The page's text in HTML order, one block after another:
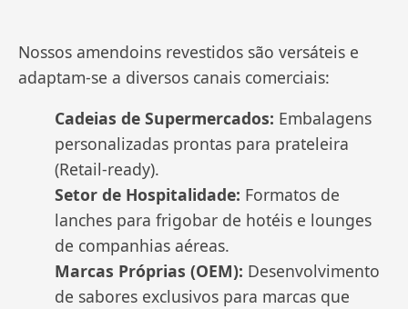
Nossos amendoins revestidos são versáteis e
adaptam-se a diversos canais comerciais:
Cadeias de Supermercados: Embalagens
personalizadas prontas para prateleira
(Retail-ready).
Setor de Hospitalidade: Formatos de
lanches para frigobar de hotéis e lounges
de companhias aéreas.
Marcas Próprias (OEM): Desenvolvimento
de sabores exclusivos para marcas que